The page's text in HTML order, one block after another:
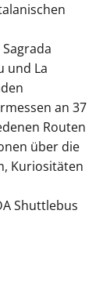
und La
an 37
Routen
über die
Kuriositäten
Shuttlebus